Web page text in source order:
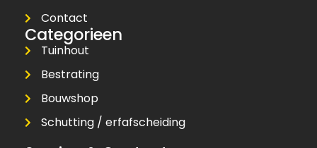
Contact
Categorieen
Tuinhout
Bestrating
Bouwshop
Schutting / erfafscheiding